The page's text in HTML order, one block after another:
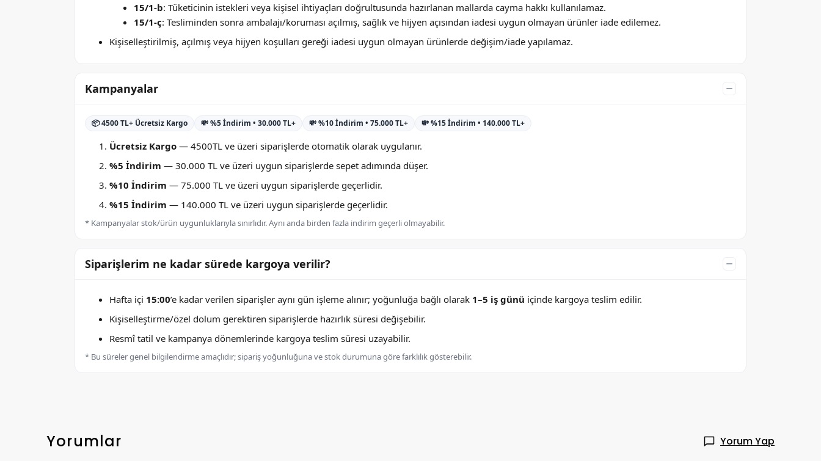
15/1-b: Tüketicinin istekleri veya kişisel ihtiyaçları doğrultusunda hazırlanan mallarda cayma hakkı kullanılamaz.
15/1-ç: Tesliminden sonra ambalajı/koruması açılmış, sağlık ve hijyen açısından iadesi uygun olmayan ürünler iade edilemez.
Kişiselleştirilmiş, açılmış veya hijyen koşulları gereği iadesi uygun olmayan ürünlerde değişim/iade yapılamaz.
Kampanyalar
📦 4500 TL+ Ücretsiz Kargo 💸 %5 İndirim • 30.000 TL+ 💸 %10 İndirim • 75.000 TL+ 💸 %15 İndirim • 140.000 TL+
Ücretsiz Kargo — 4500TL ve üzeri siparişlerde otomatik olarak uygulanır.
%5 İndirim — 30.000 TL ve üzeri uygun siparişlerde sepet adımında düşer.
%10 İndirim — 75.000 TL ve üzeri uygun siparişlerde geçerlidir.
%15 İndirim — 140.000 TL ve üzeri uygun siparişlerde geçerlidir.
* Kampanyalar stok/ürün uygunluklarıyla sınırlıdır. Aynı anda birden fazla indirim geçerli olmayabilir.
Siparişlerim ne kadar sürede kargoya verilir?
Hafta içi 15:00’e kadar verilen siparişler aynı gün işleme alınır; yoğunluğa bağlı olarak 1–5 iş günü içinde kargoya teslim edilir.
Kişiselleştirme/özel dolum gerektiren siparişlerde hazırlık süresi değişebilir.
Resmî tatil ve kampanya dönemlerinde kargoya teslim süresi uzayabilir.
* Bu süreler genel bilgilendirme amaçlıdır; sipariş yoğunluğuna ve stok durumuna göre farklılık gösterebilir.
Yorumlar
Yorum Yap